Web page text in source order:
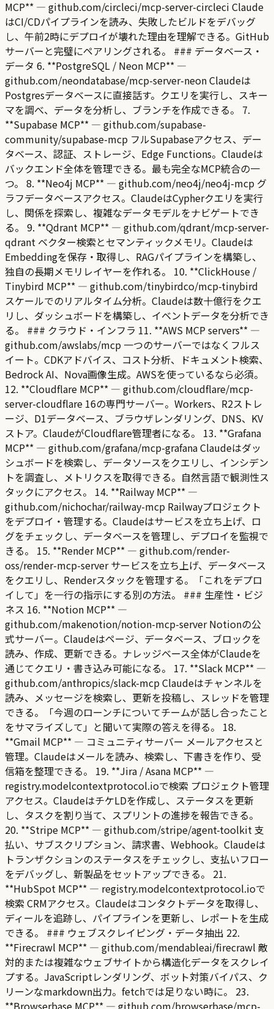
MCP** — github.com/circleci/mcp-server-circleci Claude
はCI/CDパイプラインを読み、失敗したビルドをデバッグ
し、午前2時にデプロイが壊れた理由を理解できる。GitHub
サーバーと完璧にペアリングされる。 ### データベース・
データ 6. **PostgreSQL / Neon MCP** —
github.com/neondatabase/mcp-server-neon Claudeは
Postgresデータベースに直接話す。クエリを実行し、スキー
マを調べ、データを分析し、ブランチを作成できる。 7.
**Supabase MCP** — github.com/supabase-
community/supabase-mcp フルSupabaseアクセス、デー
タベース、認証、ストレージ、Edge Functions。Claudeは
バックエンド全体を管理できる。最も完全なMCP統合の一
つ。 8. **Neo4j MCP** — github.com/neo4j/neo4j-mcp グ
ラフデータベースアクセス。ClaudeはCypherクエリを実行
し、関係を探索し、複雑なデータモデルをナビゲートでき
る。 9. **Qdrant MCP** — github.com/qdrant/mcp-server-
qdrant ベクター検索とセマンティックメモリ。Claudeは
Embeddingを保存・取得し、RAGパイプラインを構築し、
独自の長期メモリレイヤーを作れる。 10. **ClickHouse /
Tinybird MCP** — github.com/tinybirdco/mcp-tinybird
スケールでのリアルタイム分析。Claudeは数十億行をクエ
リし、ダッシュボードを構築し、イベントデータを分析でき
る。 ### クラウド・インフラ 11. **AWS MCP servers** —
github.com/awslabs/mcp 一つのサーバーではなくフルス
イート。CDKアドバイス、コスト分析、ドキュメント検索、
Bedrock AI、Nova画像生成。AWSを使っているなら必須。
12. **Cloudflare MCP** — github.com/cloudflare/mcp-
server-cloudflare 16の専門サーバー。Workers、R2ストレ
ージ、D1データベース、ブラウザレンダリング、DNS、KV
ストア。ClaudeがCloudflare管理者になる。 13. **Grafana
MCP** — github.com/grafana/mcp-grafana Claudeはダッ
シュボードを検索し、データソースをクエリし、インシデン
トを調査し、メトリクスを取得できる。自然言語で観測性ス
タックにアクセス。 14. **Railway MCP** —
github.com/nichochar/railway-mcp Railwayプロジェクト
をデプロイ・管理する。Claudeはサービスを立ち上げ、ロ
グをチェックし、データベースを管理し、デプロイを監視で
きる。 15. **Render MCP** — github.com/render-
oss/render-mcp-server サービスを立ち上げ、データベース
をクエリし、Renderスタックを管理する。「これをデプロ
イして」を一行の指示にする別の方法。 ### 生産性・ビジ
ネス 16. **Notion MCP** —
github.com/makenotion/notion-mcp-server Notionの公
式サーバー。Claudeはページ、データベース、ブロックを
読み、作成、更新できる。ナレッジベース全体がClaudeを
通じてクエリ・書き込み可能になる。 17. **Slack MCP** —
github.com/anthropics/slack-mcp Claudeはチャンネルを
読み、メッセージを検索し、更新を投稿し、スレッドを管理
できる。「今週のローンチについてチームが話し合ったこと
をサマライズして」と聞いて実際の答えを得る。 18.
**Gmail MCP** — コミュニティサーバー メールアクセスと
管理。Claudeはメールを読み、検索し、下書きを作り、受
信箱を整理できる。 19. **Jira / Asana MCP** —
registry.modelcontextprotocol.ioで検索 プロジェクト管理
アクセス。ClaudeはチケLDを作成し、ステータスを更新
し、タスクを割り当て、スプリントの進捗を報告できる。
20. **Stripe MCP** — github.com/stripe/agent-toolkit 支
払い、サブスクリプション、請求書、Webhook。Claudeは
トランザクションのステータスをチェックし、支払いフロー
をデバッグし、新製品をセットアップできる。 21.
**HubSpot MCP** — registry.modelcontextprotocol.ioで
検索 CRMアクセス。Claudeはコンタクトデータを取得し、
ディールを追跡し、パイプラインを更新し、レポートを生成
できる。 ### ウェブスクレイピング・データ抽出 22.
**Firecrawl MCP** — github.com/mendableai/firecrawl 敵
対的または複雑なウェブサイトから構造化データをスクレイ
プする。JavaScriptレンダリング、ボット対策バイパス、ク
リーンなmarkdown出力。fetchでは足りない時に。 23.
**Browserbase MCP** — github.com/browserbase/mcp-